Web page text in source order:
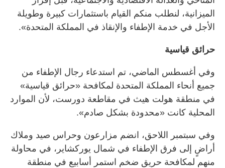
الميزانية، لنطلب منكم القيام باستثمارات كبيرة وطويلة
الأجل في خدمة الإطفاء والإنقاذ في المملكة المتحدة».
حرائق قياسية
وفي أغسطس الماضي، تم استدعاء رجال الإطفاء من
جميع أنحاء المملكة المتحدة لمكافحة «حرائق قياسية»
في منطقة هولت هيث في مقاطعة دورست، لأن الموارد
المحلية كانت «محدودة بشكل صادم».
وفي سبتمبر اللاحق، انضم مزارعون وحراس صيد وملاك
أراضٍ إلى فرق الإطفاء في شمال يوركشاير، في محاولة
منهم لمكافحة حريق ضخم استمر أسابيع في منطقة